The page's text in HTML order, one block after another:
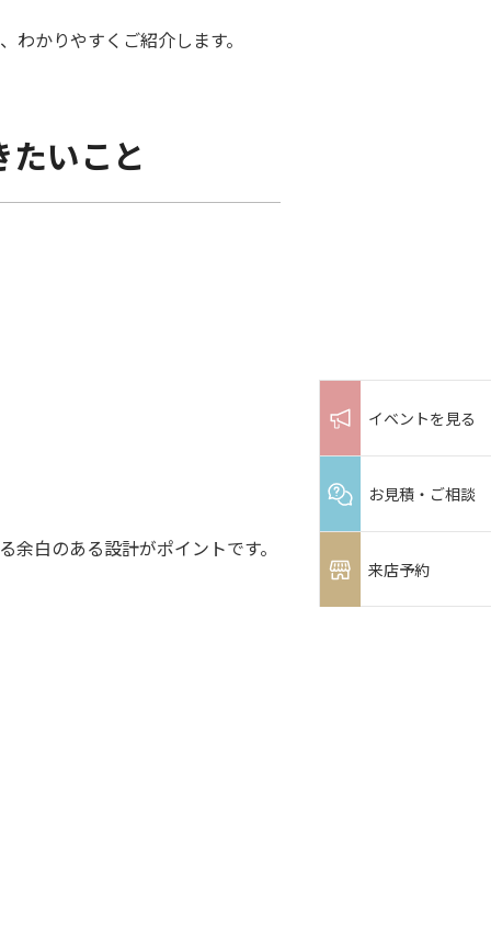
かりやすくご紹介します。
たいこと
白のある設計がポイントです。
イベントを見る
お見積・ご相談
来店予約